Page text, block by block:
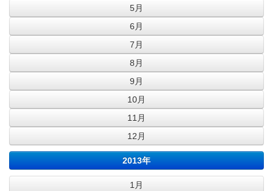
5月
6月
7月
8月
9月
10月
11月
12月
2013年
1月